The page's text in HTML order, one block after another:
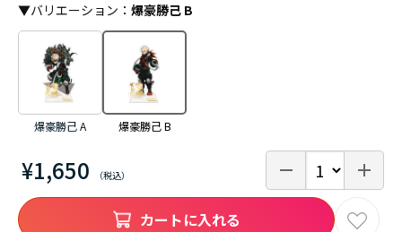
¥1,650
▼バリエーション ： 爆豪勝己 B
爆豪勝己 A 爆豪勝己 B
カートに入れる